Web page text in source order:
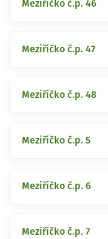
Meziříčko č.p. 46
Meziříčko č.p. 47
Meziříčko č.p. 48
Meziříčko č.p. 5
Meziříčko č.p. 6
Meziříčko č.p. 7